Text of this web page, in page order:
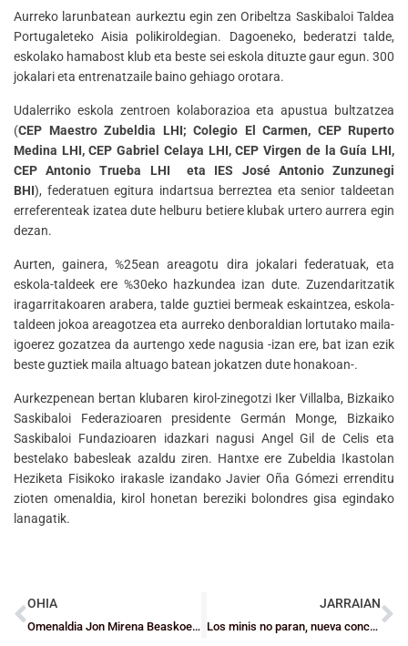
Aurreko larunbatean aurkeztu egin zen Oribeltza Saskibaloi Taldea
Portugaleteko Aisia polikiroldegian. Dagoeneko, bederatzi talde,
eskolako hamabost klub eta beste sei eskola dituzte gaur egun. 300
jokalari eta entrenatzaile baino gehiago orotara.
Udalerriko eskola zentroen kolaborazioa eta apustua bultzatzea
(CEP Maestro Zubeldia LHI; Colegio El Carmen, CEP Ruperto
Medina LHI, CEP Gabriel Celaya LHI, CEP Virgen de la Guía LHI,
CEP Antonio Trueba LHI eta IES José Antonio Zunzunegi
BHI), federatuen egitura indartsua berreztea eta senior taldeetan
erreferenteak izatea dute helburu betiere klubak urtero aurrera egin
dezan.
Aurten, gainera, %25ean areagotu dira jokalari federatuak, eta
eskola-taldeek ere %30eko hazkundea izan dute. Zuzendaritzatik
iragarritakoaren arabera, talde guztiei bermeak eskaintzea, eskola-
taldeen jokoa areagotzea eta aurreko denboraldian lortutako maila-
igoerez gozatzea da aurtengo xede nagusia -izan ere, bat izan ezik
beste guztiek maila altuago batean jokatzen dute honakoan-.
Aurkezpenean bertan klubaren kirol-zinegotzi Iker Villalba, Bizkaiko
Saskibaloi Federazioaren presidente Germán Monge, Bizkaiko
Saskibaloi Fundazioaren idazkari nagusi Angel Gil de Celis eta
bestelako babesleak azaldu ziren. Hantxe ere Zubeldia Ikastolan
Heziketa Fisikoko irakasle izandako Javier Oña Gómezi errenditu
zioten omenaldia, kirol honetan bereziki bolondres gisa egindako
lanagatik.
OHIA
Omenaldia Jon Mirena Beaskoetxeari: saskibaloi eta komunitateari dedikatutako gizona
JARRAIAN
Los minis no paran, nueva concentración